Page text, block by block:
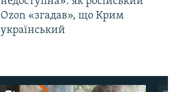
Ozon «згадав», що Крим
український